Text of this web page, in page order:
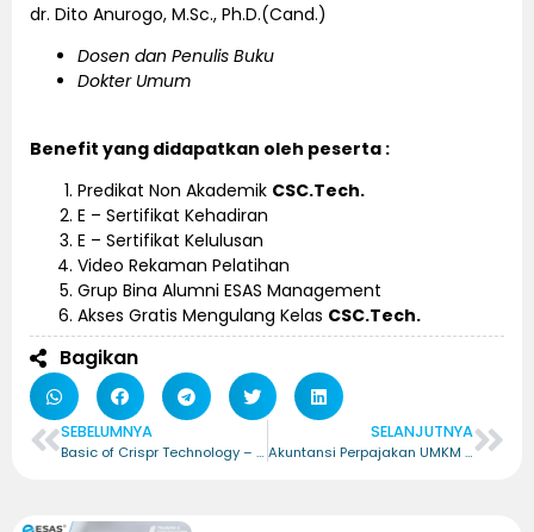
dr. Dito Anurogo, M.Sc., Ph.D.(Cand.)
Dosen dan Penulis Buku
Dokter Umum
Benefit yang didapatkan oleh peserta :
Predikat Non Akademik CSC.Tech.
E – Sertifikat Kehadiran
E – Sertifikat Kelulusan
Video Rekaman Pelatihan
Grup Bina Alumni ESAS Management
Akses Gratis Mengulang Kelas CSC.Tech.
Bagikan
SEBELUMNYA
Basic of Crispr Technology – Certified Basic of CRISPR Technology (CBC.Tech)
SELANJUTNYA
Akuntansi Perpajakan UMKM – Certified Akutansi Perpajakan UMKM (CAP.UMKM)